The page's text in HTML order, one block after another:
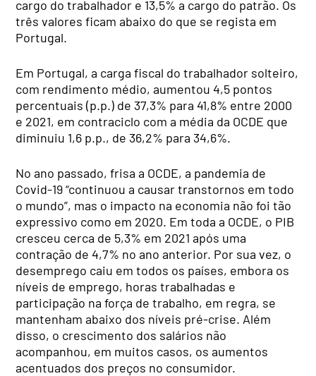
cargo do trabalhador e 13,5% a cargo do patrão. Os
três valores ficam abaixo do que se regista em
Portugal.
Em Portugal, a carga fiscal do trabalhador solteiro,
com rendimento médio, aumentou 4,5 pontos
percentuais (p.p.) de 37,3% para 41,8% entre 2000
e 2021, em contraciclo com a média da OCDE que
diminuiu 1,6 p.p., de 36,2% para 34,6%.
No ano passado, frisa a OCDE, a pandemia de
Covid-19 “continuou a causar transtornos em todo
o mundo”, mas o impacto na economia não foi tão
expressivo como em 2020. Em toda a OCDE, o PIB
cresceu cerca de 5,3% em 2021 após uma
contração de 4,7% no ano anterior. Por sua vez, o
desemprego caiu em todos os países, embora os
níveis de emprego, horas trabalhadas e
participação na força de trabalho, em regra, se
mantenham abaixo dos níveis pré-crise. Além
disso, o crescimento dos salários não
acompanhou, em muitos casos, os aumentos
acentuados dos preços no consumidor.